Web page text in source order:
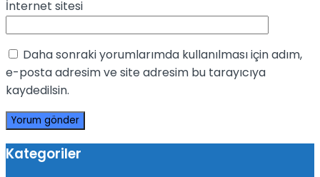
İnternet sitesi
Daha sonraki yorumlarımda kullanılması için adım,
e-posta adresim ve site adresim bu tarayıcıya
kaydedilsin.
Kategoriler